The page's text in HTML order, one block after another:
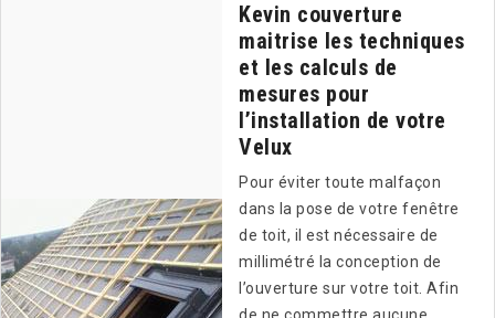
Kevin couverture
maitrise les techniques
et les calculs de
mesures pour
l’installation de votre
Velux
Pour éviter toute malfaçon
dans la pose de votre fenêtre
de toit, il est nécessaire de
millimétré la conception de
l’ouverture sur votre toit. Afin